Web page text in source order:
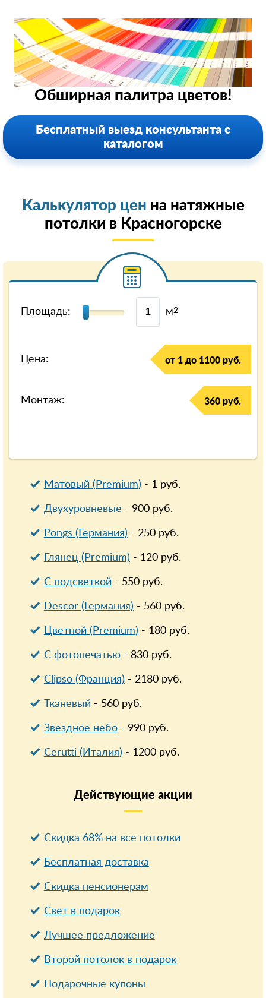
Обширная палитра цветов!
Бесплатный выезд консультанта с
каталогом
Калькулятор цен на натяжные
потолки в Красногорске
Площадь: м2
Цена: от 1 до 1100 руб.
Монтаж: 360 руб.
Матовый (Premium) - 1руб.
Двухуровневые - 900руб.
Pongs (Германия) - 250руб.
Глянец (Premium) - 120руб.
С подсветкой- 550руб.
Descor (Германия) - 560руб.
Цветной (Premium) - 180руб.
С фотопечатью- 830руб.
Clipso (Франция) - 2180руб.
Тканевый- 560руб.
Звездное небо- 990руб.
Cerutti (Италия) - 1200руб.
Действующие акции
Скидка 68% на все потолки
Бесплатная доставка
Cкидка пенсионерам
Свет в подарок
Лучшее предложение
Второй потолок в подарок
Подарочные купоны